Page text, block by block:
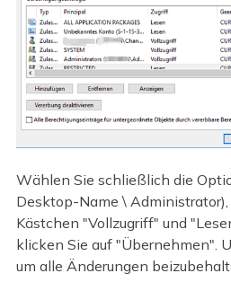
Wählen Sie schließlich die
Desktop-Name \
Kästchen "Vollzugriff" und
klicken Sie auf "Übernehmen".
um alle Änderungen